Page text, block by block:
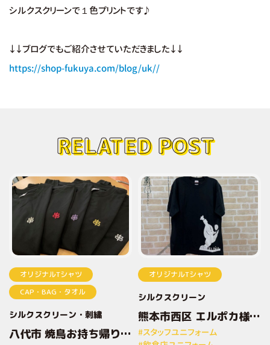
シルクスクリーンで１色プリントです♪
↓↓ブログでもご紹介させていただきました↓↓
https://shop-fukuya.com/blog/uk//
RELATED POST
オリジナルTシャツ
CAP・BAG・タオル
シルクスクリーン 刺繍
八代市 焼鳥お持ち帰り専
オリジナルTシャツ
シルクスクリーン
熊本市西区 エルポカ様
オリジナルプリントTシ
ャツ
#スタッフユニフォーム